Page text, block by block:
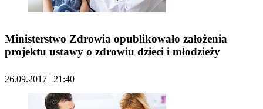
Ministerstwo Zdrowia opublikowało założenia
projektu ustawy o zdrowiu dzieci i młodzieży
26.09.2017 | 21:40